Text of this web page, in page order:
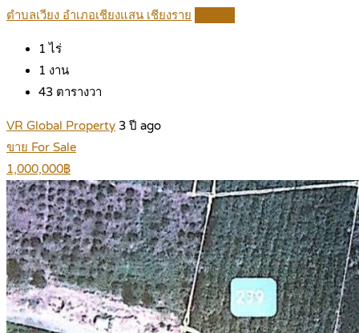
ตำบลเวียง อำเภอเชียงแสน เชียงราย
1 ไร่
1 งาน
43 ตารางวา
VR Global Property 3 ปี ago
ขาย For Sale
1,000,000฿